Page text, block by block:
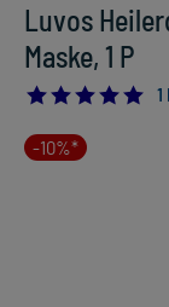
Luvos
Maske, 1 P
5.0
-10%*